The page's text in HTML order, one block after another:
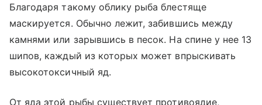
Благодаря такому облику рыба блестяще
маскируется. Обычно лежит, забившись между
камнями или зарывшись в песок. На спине у нее 13
шипов, каждый из которых может впрыскивать
высокотоксичный яд.
От яда этой рыбы существует противоядие,